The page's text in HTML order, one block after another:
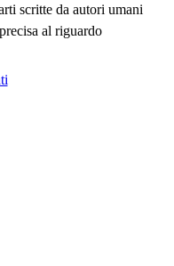
scritte da autori umani
al riguardo